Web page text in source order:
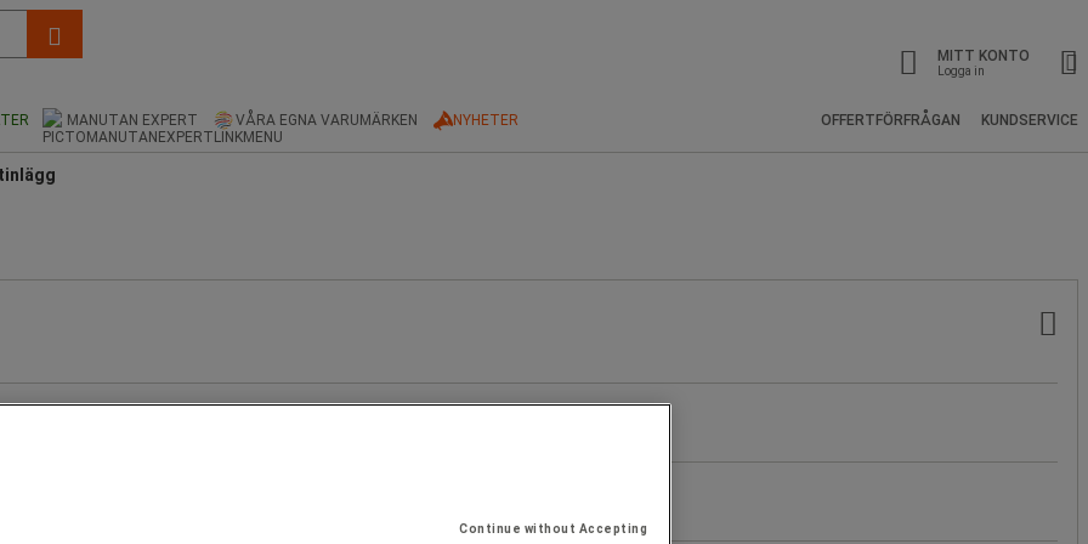
MITT KONTO
Logga in
MANUTAN EXPERT VÅRA EGNA VARUMÄRKEN NYHETER OFFERTFÖRFRÅGAN KUNDSERVICE
Continue without Accepting